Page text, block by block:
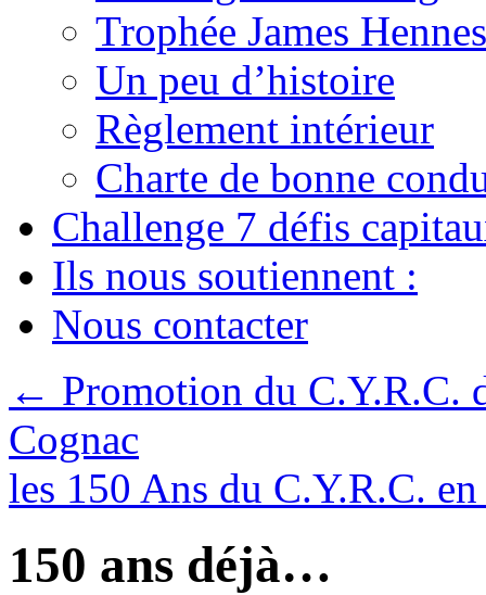
Trophée James
Un peu d’histoire
Règlement intérieur
Charte de bonne
Challenge 7 défis
Ils nous soutiennent :
Nous contacter
← Promotion du C.Y.R.C.
Cognac
les 150 Ans du C.Y.R.C.
150 ans déjà…